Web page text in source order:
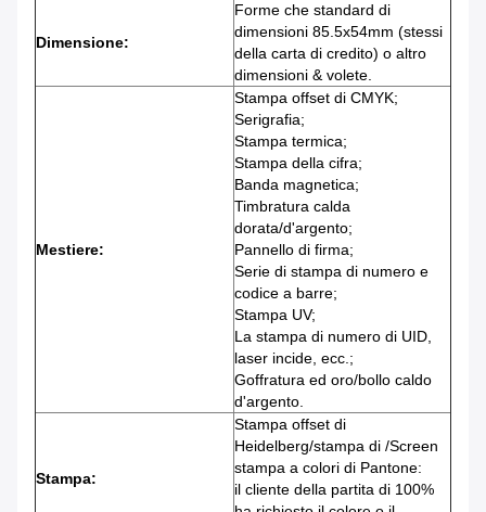
Dimensione:
Forme che standard di
dimensioni 85.5x54mm (stessi
della carta di credito) o altro
dimensioni & volete.
Mestiere:
Stampa offset di CMYK;
Serigrafia;
Stampa termica;
Stampa della cifra;
Banda magnetica;
Timbratura calda
dorata/d'argento;
Pannello di firma;
Serie di stampa di numero e
codice a barre;
Stampa UV;
La stampa di numero di UID,
laser incide, ecc.;
Goffratura ed oro/bollo caldo
d'argento.
Stampa:
Stampa offset di
Heidelberg/stampa di /Screen
stampa a colori di Pantone:
il cliente della partita di 100%